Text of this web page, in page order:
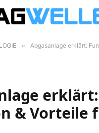
» Abgasanlage erklärt: Funktion
erklärt:
& Vorteile